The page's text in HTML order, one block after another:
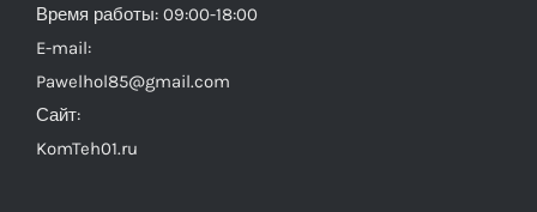
Время работы: 09:00-18:00
E-mail:
Pawelhol85@gmail.com
Сайт:
KomTeh01.ru